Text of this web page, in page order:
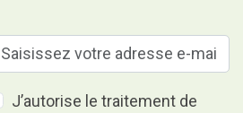
J’autorise le traitement de